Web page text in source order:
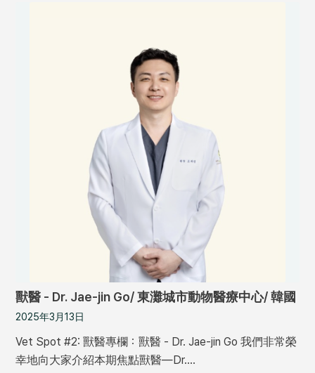
獸醫 - Dr. Jae-jin Go/ 東灘城市動物醫療中心/ 韓國
2025年3月13日
Vet Spot #2: 獸醫專欄：獸醫 - Dr. Jae-jin Go 我們非常榮
幸地向大家介紹本期焦點獸醫—Dr.…